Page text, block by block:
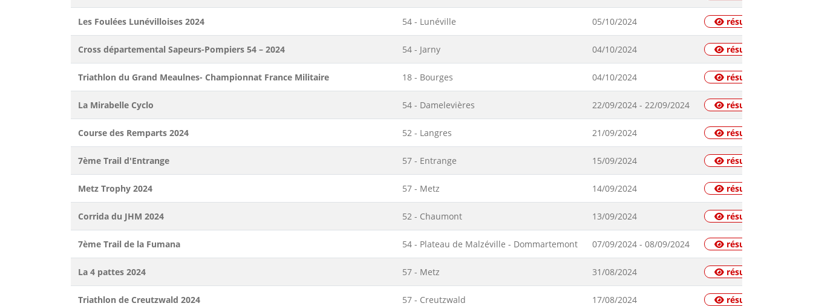
Les Foulées Lunévilloises 2024 54 - Lunéville 05/10/2024 résultats
Cross départemental Sapeurs-Pompiers 54 – 2024 54 - Jarny 04/10/2024 résultats
Triathlon du Grand Meaulnes- Championnat France Militaire 18 - Bourges 04/10/2024 résultats
La Mirabelle Cyclo 54 - Damelevières 22/09/2024 - 22/09/2024 résultats
Course des Remparts 2024 52 - Langres 21/09/2024 résultats
7ème Trail d'Entrange 57 - Entrange 15/09/2024 résultats
Metz Trophy 2024 57 - Metz 14/09/2024 résultats
Corrida du JHM 2024 52 - Chaumont 13/09/2024 résultats
7ème Trail de la Fumana 54 - Plateau de Malzéville - Dommartemont 07/09/2024 - 08/09/2024 résultats
La 4 pattes 2024 57 - Metz 31/08/2024 résultats
Triathlon de Creutzwald 2024 57 - Creutzwald 17/08/2024 résultats